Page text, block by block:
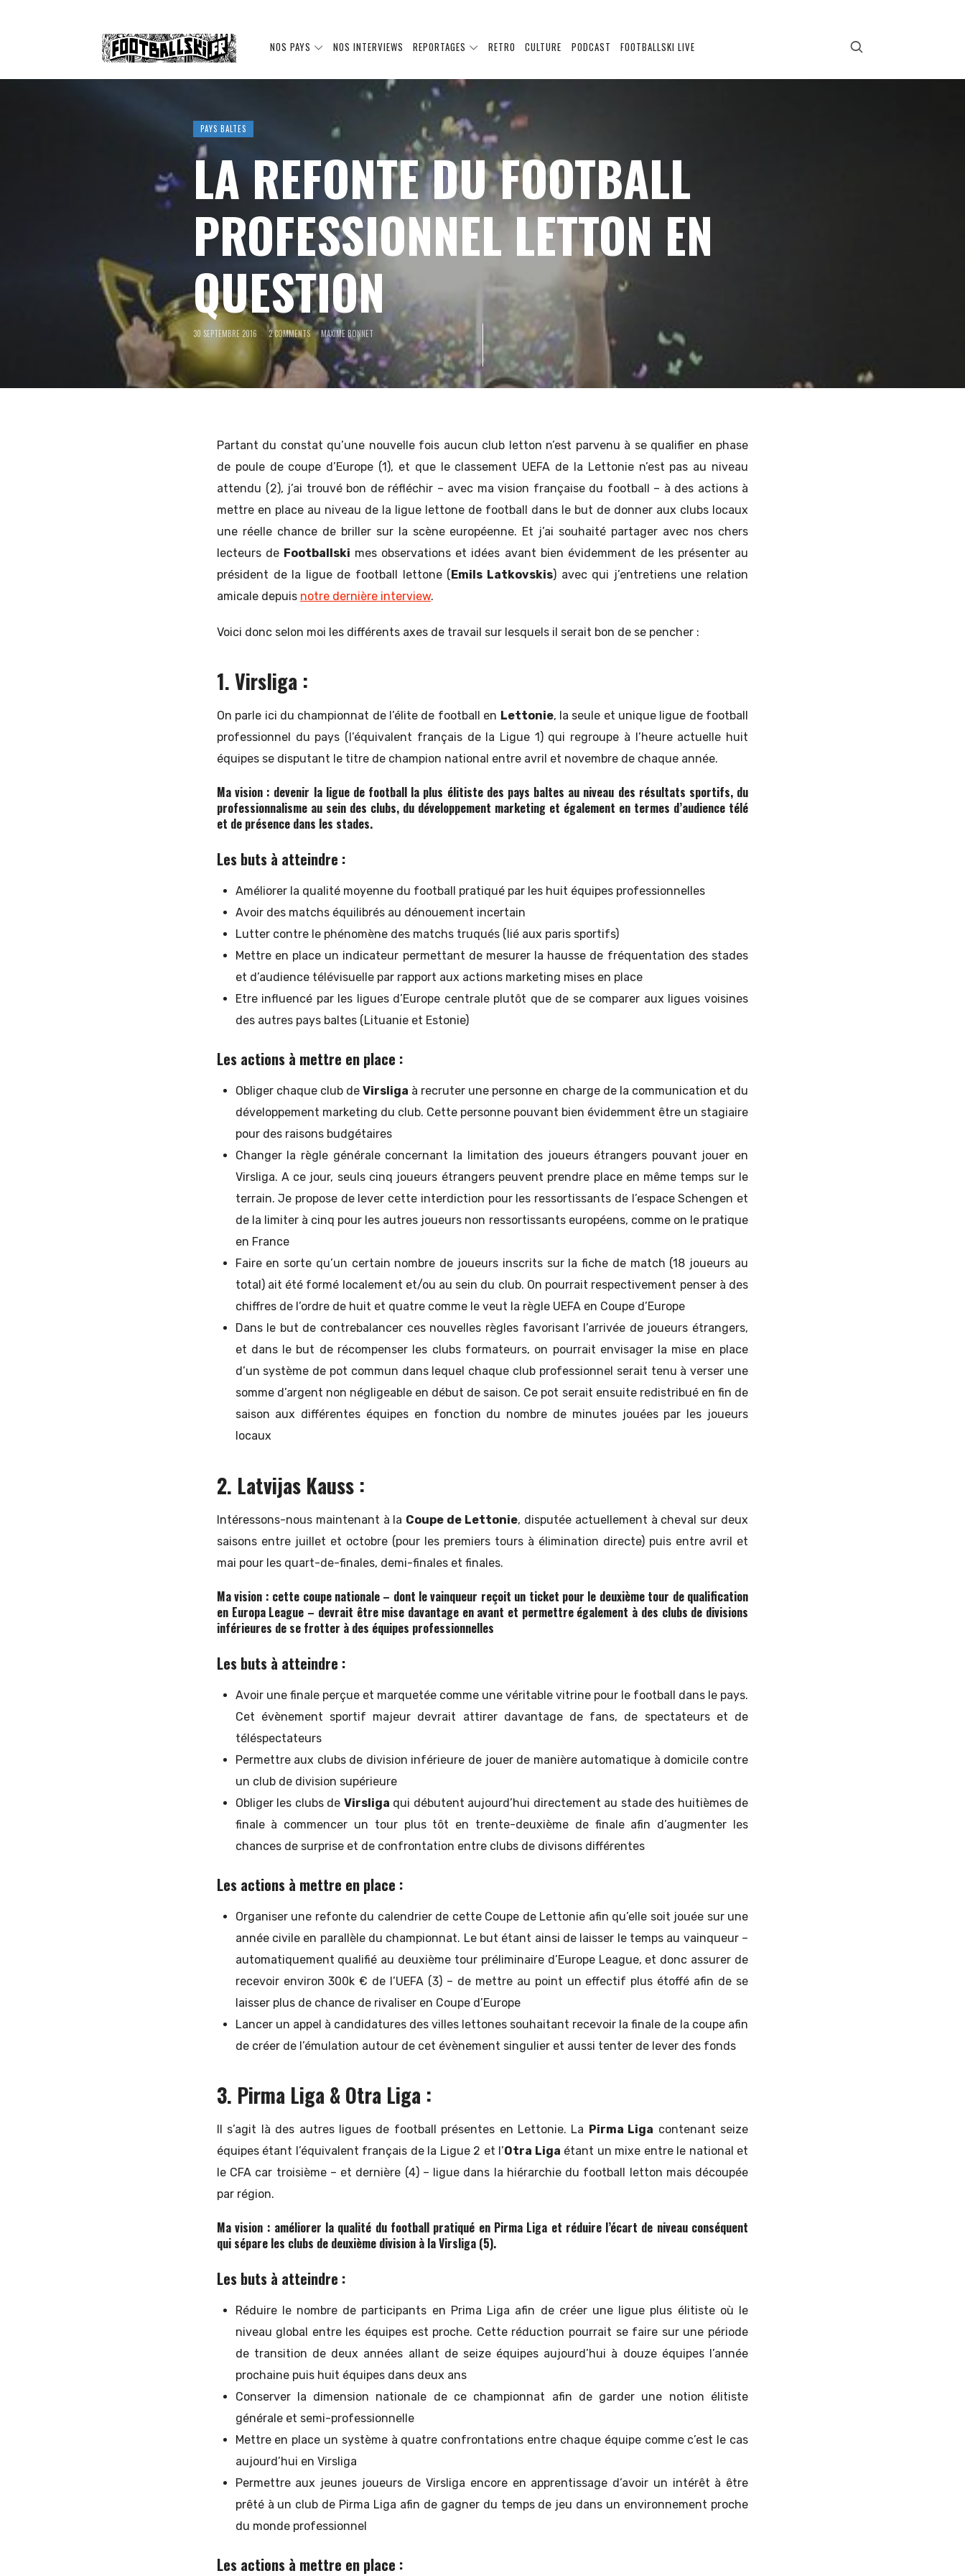
Footballski
centrale
NOS PAYS NOS INTERVIEWS REPORTAGES RETRO CULTURE PODCAST FOOTBALLSKI LIVE
PAYS BALTES
LA REFONTE DU FOOTBALL
PROFESSIONNEL LETTON EN
QUESTION
30 SEPTEMBRE 2016 2 COMMENTS MAXIME BONNET
Partant du constat qu’une nouvelle fois aucun club letton n’est parvenu à se qualifier en phase
de poule de coupe d’Europe (1), et que le classement UEFA de la Lettonie n’est pas au niveau
attendu (2), j’ai trouvé bon de réfléchir – avec ma vision française du football – à des actions à
mettre en place au niveau de la ligue lettone de football dans le but de donner aux clubs locaux
une réelle chance de briller sur la scène européenne. Et j’ai souhaité partager avec nos chers
lecteurs de Footballski mes observations et idées avant bien évidemment de les présenter au
président de la ligue de football lettone (Emils Latkovskis) avec qui j’entretiens une relation
amicale depuis notre dernière interview.
Voici donc selon moi les différents axes de travail sur lesquels il serait bon de se pencher :
1. Virsliga :
On parle ici du championnat de l’élite de football en Lettonie, la seule et unique ligue de football
professionnel du pays (l’équivalent français de la Ligue 1) qui regroupe à l’heure actuelle huit
équipes se disputant le titre de champion national entre avril et novembre de chaque année.
Ma vision : devenir la ligue de football la plus élitiste des pays baltes au niveau des résultats sportifs, du
professionnalisme au sein des clubs, du développement marketing et également en termes d’audience télé
et de présence dans les stades.
Les buts à atteindre :
Améliorer la qualité moyenne du football pratiqué par les huit équipes professionnelles
Avoir des matchs équilibrés au dénouement incertain
Lutter contre le phénomène des matchs truqués (lié aux paris sportifs)
Mettre en place un indicateur permettant de mesurer la hausse de fréquentation des stades
et d’audience télévisuelle par rapport aux actions marketing mises en place
Etre influencé par les ligues d’Europe centrale plutôt que de se comparer aux ligues voisines
des autres pays baltes (Lituanie et Estonie)
Les actions à mettre en place :
Obliger chaque club de Virsliga à recruter une personne en charge de la communication et du
développement marketing du club. Cette personne pouvant bien évidemment être un stagiaire
pour des raisons budgétaires
Changer la règle générale concernant la limitation des joueurs étrangers pouvant jouer en
Virsliga. A ce jour, seuls cinq joueurs étrangers peuvent prendre place en même temps sur le
terrain. Je propose de lever cette interdiction pour les ressortissants de l’espace Schengen et
de la limiter à cinq pour les autres joueurs non ressortissants européens, comme on le pratique
en France
Faire en sorte qu’un certain nombre de joueurs inscrits sur la fiche de match (18 joueurs au
total) ait été formé localement et/ou au sein du club. On pourrait respectivement penser à des
chiffres de l’ordre de huit et quatre comme le veut la règle UEFA en Coupe d’Europe
Dans le but de contrebalancer ces nouvelles règles favorisant l’arrivée de joueurs étrangers,
et dans le but de récompenser les clubs formateurs, on pourrait envisager la mise en place
d’un système de pot commun dans lequel chaque club professionnel serait tenu à verser une
somme d’argent non négligeable en début de saison. Ce pot serait ensuite redistribué en fin de
saison aux différentes équipes en fonction du nombre de minutes jouées par les joueurs
locaux
2. Latvijas Kauss :
Intéressons-nous maintenant à la Coupe de Lettonie, disputée actuellement à cheval sur deux
saisons entre juillet et octobre (pour les premiers tours à élimination directe) puis entre avril et
mai pour les quart-de-finales, demi-finales et finales.
Ma vision : cette coupe nationale – dont le vainqueur reçoit un ticket pour le deuxième tour de qualification
en Europa League – devrait être mise davantage en avant et permettre également à des clubs de divisions
inférieures de se frotter à des équipes professionnelles
Les buts à atteindre :
Avoir une finale perçue et marquetée comme une véritable vitrine pour le football dans le pays.
Cet évènement sportif majeur devrait attirer davantage de fans, de spectateurs et de
téléspectateurs
Permettre aux clubs de division inférieure de jouer de manière automatique à domicile contre
un club de division supérieure
Obliger les clubs de Virsliga qui débutent aujourd’hui directement au stade des huitièmes de
finale à commencer un tour plus tôt en trente-deuxième de finale afin d’augmenter les
chances de surprise et de confrontation entre clubs de divisons différentes
Les actions à mettre en place :
Organiser une refonte du calendrier de cette Coupe de Lettonie afin qu’elle soit jouée sur une
année civile en parallèle du championnat. Le but étant ainsi de laisser le temps au vainqueur –
automatiquement qualifié au deuxième tour préliminaire d’Europe League, et donc assurer de
recevoir environ 300k € de l’UEFA (3) – de mettre au point un effectif plus étoffé afin de se
laisser plus de chance de rivaliser en Coupe d’Europe
Lancer un appel à candidatures des villes lettones souhaitant recevoir la finale de la coupe afin
de créer de l’émulation autour de cet évènement singulier et aussi tenter de lever des fonds
3. Pirma Liga & Otra Liga :
Il s’agit là des autres ligues de football présentes en Lettonie. La Pirma Liga contenant seize
équipes étant l’équivalent français de la Ligue 2 et l’Otra Liga étant un mixe entre le national et
le CFA car troisième – et dernière (4) – ligue dans la hiérarchie du football letton mais découpée
par région.
Ma vision : améliorer la qualité du football pratiqué en Pirma Liga et réduire l’écart de niveau conséquent
qui sépare les clubs de deuxième division à la Virsliga (5).
Les buts à atteindre :
Réduire le nombre de participants en Prima Liga afin de créer une ligue plus élitiste où le
niveau global entre les équipes est proche. Cette réduction pourrait se faire sur une période
de transition de deux années allant de seize équipes aujourd’hui à douze équipes l’année
prochaine puis huit équipes dans deux ans
Conserver la dimension nationale de ce championnat afin de garder une notion élitiste
générale et semi-professionnelle
Mettre en place un système à quatre confrontations entre chaque équipe comme c’est le cas
aujourd’hui en Virsliga
Permettre aux jeunes joueurs de Virsliga encore en apprentissage d’avoir un intérêt à être
prêté à un club de Pirma Liga afin de gagner du temps de jeu dans un environnement proche
du monde professionnel
Les actions à mettre en place :